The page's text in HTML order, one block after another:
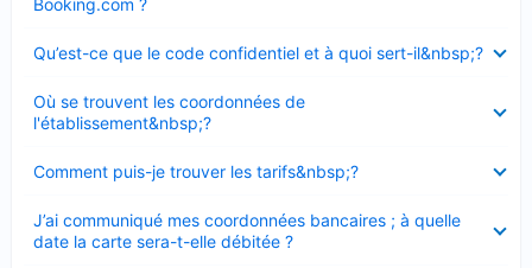
Booking.com ?
Qu’est-ce que le code confidentiel et à quoi sert-il&nbsp;?
fermé
Où se trouvent les coordonnées de
l'établissement&nbsp;?
fermé
Comment puis-je trouver les tarifs&nbsp;?
fermé
J’ai communiqué mes coordonnées bancaires ; à quelle
date la carte sera-t-elle débitée ?
fermé